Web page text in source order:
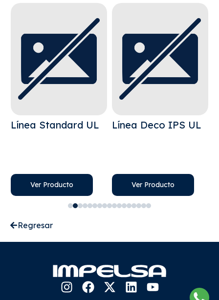
Línea Standard UL
Ver Producto
Línea Deco IPS UL
Ver Producto
Regresar